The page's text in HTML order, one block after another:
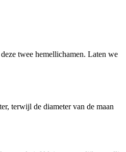
twee hemellichamen. Laten we
terwijl de diameter van de maan